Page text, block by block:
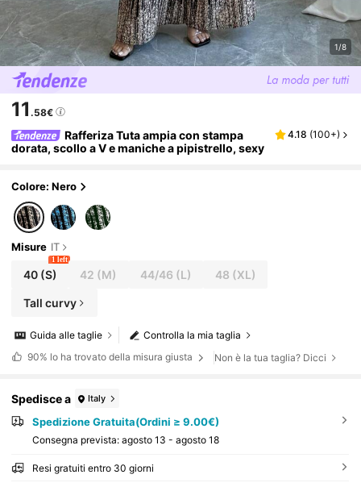
1/8
11 .58€
Rafferiza Tuta ampia con stampa
dorata, scollo a V e maniche a pipistrello, sexy
4.18 (100+)
Colore: Nero
Misure IT
40(S)
1 left
42 (M) 44/46 (L) 48 (XL)
Tall curvy
Controlla la mia taglia
Guida alle taglie
90% lo ha trovato della misura giusta Non è la tua taglia? Dicci
Spedisce a Italy
Spedizione Gratuita(Ordini ≥ 9.00€)
Consegna prevista: agosto 13 - agosto 18
Resi gratuiti entro 30 giorni